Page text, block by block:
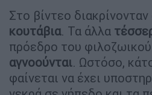
Στο βίντεο
κουτάβια. Τα άλλα
πρόεδρο του
αγνοούνται. Ωστόσο,
φαίνεται να έχει